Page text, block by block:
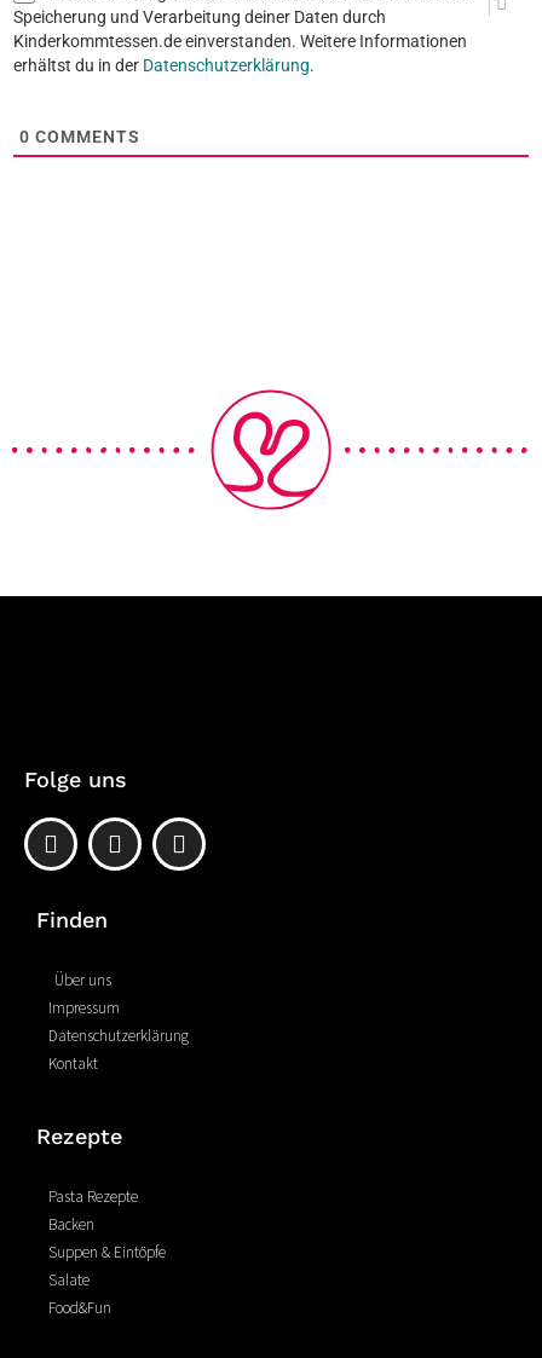
Speicherung und Verarbeitung deiner Daten durch
Kinderkommtessen.de einverstanden. Weitere Informationen
erhältst du in der Datenschutzerklärung.
0 COMMENTS
Folge uns
F
a
c
b
o
k
-
f
P
i
n
s
t
I
n
s
Finden
Über uns
Impressum
Datenschutzerklärung
Kontakt
Rezepte
Pasta Rezepte
Backen
Suppen & Eintöpfe
Salate
Food&Fun